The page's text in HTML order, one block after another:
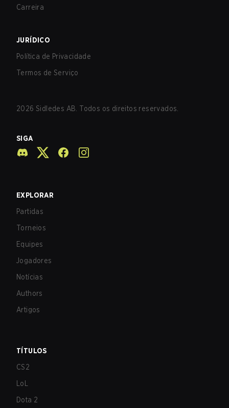
Carreira
JURÍDICO
Política de Privacidade
Termos de Serviço
2026 Sidledes AB. Todos os direitos reservados.
SIGA
EXPLORAR
Partidas
Torneios
Equipes
Jogadores
Notícias
Authors
Artigos
TÍTULOS
CS2
LoL
Dota 2